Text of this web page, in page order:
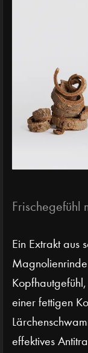
Frischegefühl
Ein Extrakt aus
einer fettigen
effektives